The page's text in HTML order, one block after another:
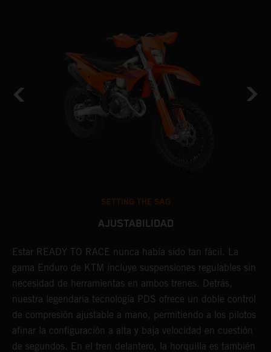
SETTING THE SAG
AJUSTABILIDAD
Estar READY TO RACE nunca había sido tan fácil. La
gama Enduro de KTM incluye suspensiones regulables sin
necesidad de herramientas en ambos trenes. Detrás,
nuestra legendaria tecnología PDS ofrece un doble control
de compresión ajustable a mano, permitiendo a los pilotos
afinar la configuración a alta y baja velocidad en cuestión
de segundos. En el tren delantero, la horquilla es también